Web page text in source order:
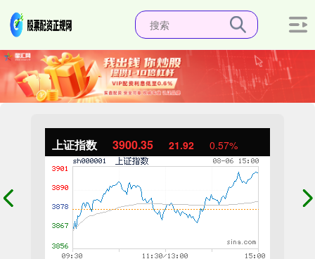
上证指数 3900.35 21.92 0.57%